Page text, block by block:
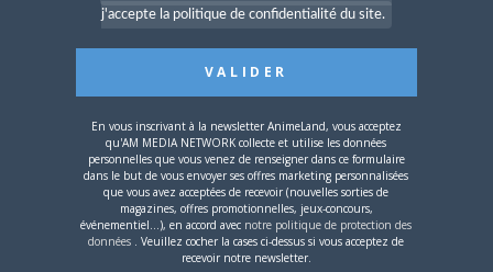
Si votre ville n'est pas dans la liste,contactez-nous!
j'accepte la politique de confidentialité du site.
En vous inscrivant à la newsletter AnimeLand, vous acceptez
qu'AM MEDIA NETWORK collecte et utilise les données
personnelles que vous venez de renseigner dans ce formulaire
dans le but de vous envoyer ses offres marketing personnalisées
que vous avez acceptées de recevoir (nouvelles sorties de
magazines, offres promotionnelles, jeux-concours,
événementiel...), en accord avec notre politique de protection des
données . Veuillez cocher la cases ci-dessus si vous acceptez de
recevoir notre newsletter.